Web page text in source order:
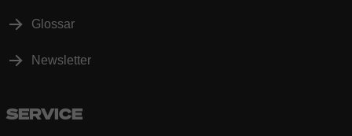
Glossar
Newsletter
SERVICE